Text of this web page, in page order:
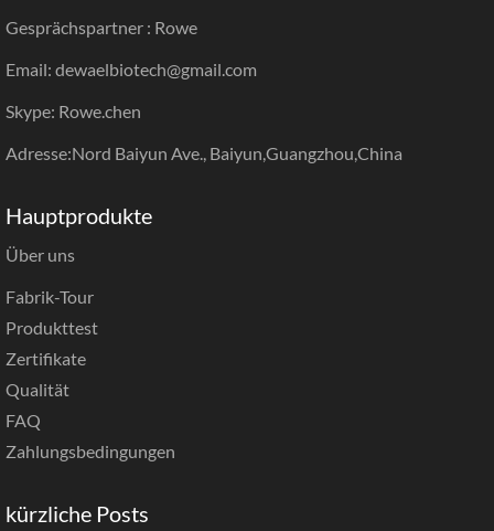
Gesprächspartner : Rowe
Email: dewaelbiotech@gmail.com
Skype: Rowe.chen
Adresse:Nord Baiyun Ave., Baiyun,Guangzhou,China
Hauptprodukte
Über uns
Fabrik-Tour
Produkttest
Zertifikate
Qualität
FAQ
Zahlungsbedingungen
kürzliche Posts